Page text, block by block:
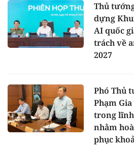
Thủ
dựng
AI quốc
trách về
2027
Phó Thủ
Phạm
trong
nhằm
phục